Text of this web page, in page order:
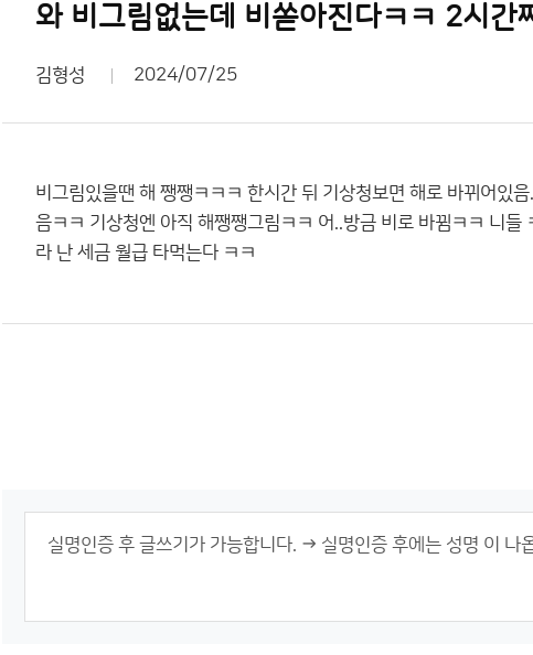
와 비그림없는데 비쏟아진다ㅋㅋ 2시간
김형성 2024/07/25
비그림있을땐 해 쨍쨍ㅋㅋㅋ 한시간 뒤 기상청보면 해로 바뀌어있
음ㅋㅋ 기상청엔 아직 해쨍쨍그림ㅋㅋ 어..방금 비로 바뀜ㅋㅋ 니
라 난 세금 월급 타먹는다 ㅋㅋ